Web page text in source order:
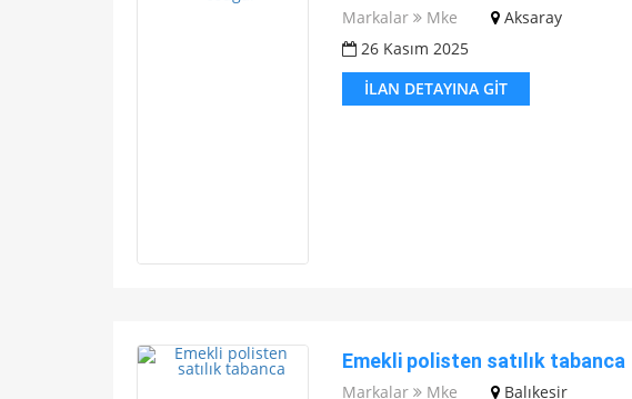
Markalar Mke
Aksaray
26 Kasım 2025
İLAN DETAYINA GIT
Emekli polisten satılık tabanca
Markalar Mke
Balıkesir